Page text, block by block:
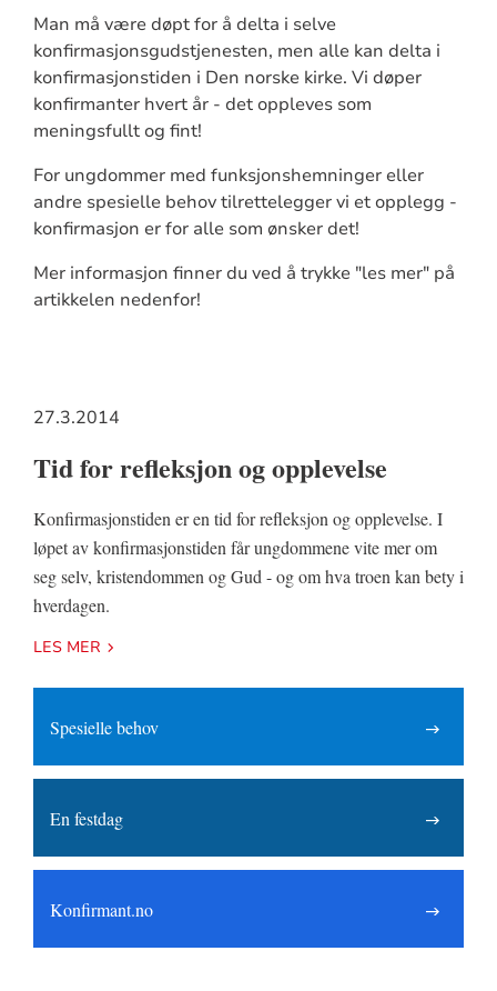
Man må være døpt for å delta i selve
konfirmasjonsgudstjenesten, men alle kan delta i
konfirmasjonstiden i Den norske kirke. Vi døper
konfirmanter hvert år - det oppleves som
meningsfullt og fint!
For ungdommer med funksjonshemninger eller
andre spesielle behov tilrettelegger vi et opplegg -
konfirmasjon er for alle som ønsker det!
Mer informasjon finner du ved å trykke "les mer" på
artikkelen nedenfor!
27.3.2014
Tid for refleksjon og opplevelse
Konfirmasjonstiden er en tid for refleksjon og opplevelse. I
løpet av konfirmasjonstiden får ungdommene vite mer om
seg selv, kristendommen og Gud - og om hva troen kan bety i
hverdagen.
LES MER
Spesielle behov
En festdag
Konfirmant.no